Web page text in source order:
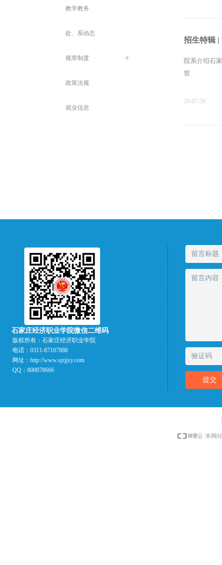
招生特辑 |
院系介绍石
世
26-07-26
教学教务
处、系动态
ꄶ
规章制度
政策法规
就业信息
石家庄经济职业学院微信二维码
提交
版权所有： 石家庄经济职业学院
电话： 0311-87107888
网址： http://www.sjzjjxy.com
QQ： 800078666
本网